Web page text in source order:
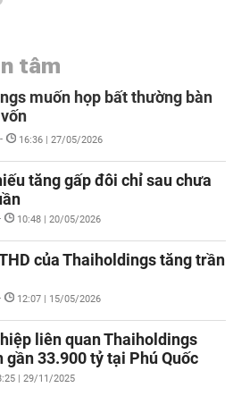
tâm
muốn họp bất thường bàn
- 16:36 | 27/05/2026
tăng gấp đôi chỉ sau chưa
10:48 | 20/05/2026
của Thaiholdings tăng trần
12:07 | 15/05/2026
liên quan Thaiholdings
gần 33.900 tỷ tại Phú Quốc
| 29/11/2025